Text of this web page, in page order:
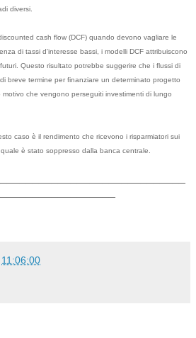
diversi.
cash flow (DCF) quando devono vagliare le
di tassi d'interesse bassi, i modelli DCF attribuiscono
Questo risultato potrebbe suggerire che i flussi di
breve termine per finanziare un determinato progetto
che vengono perseguiti investimenti di lungo
caso è il rendimento che ricevono i risparmiatori sui
è stato soppresso dalla banca centrale.
11:06:00